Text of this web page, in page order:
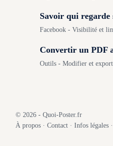
Savoir qui
Facebook - Visibilité et
Convertir un PDF
Outils - Modifier et
© 2026 - Quoi-Poster.fr
À propos · Contact · Infos légales ·